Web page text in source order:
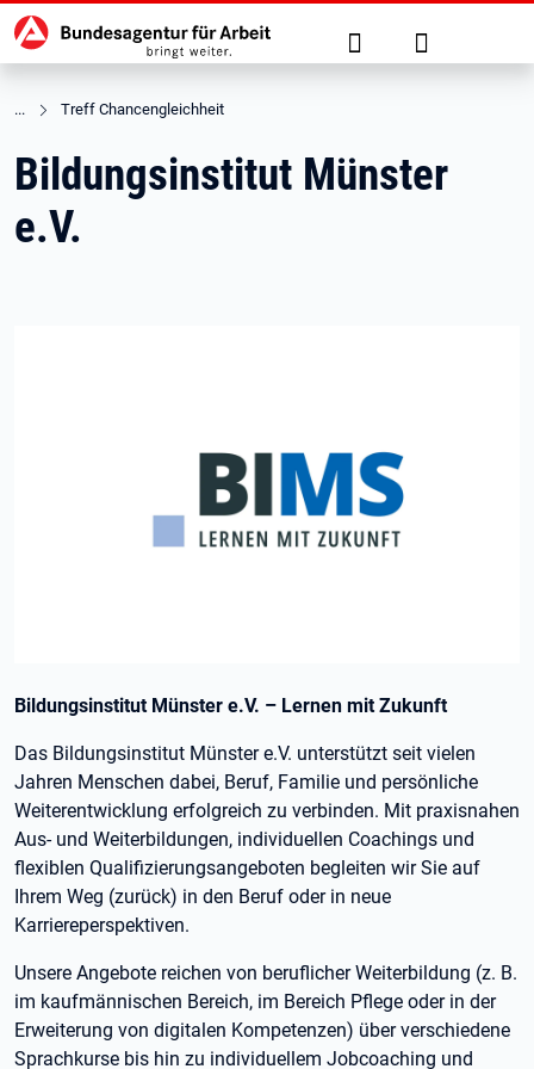
zu den Hauptinhalten springen
Hauptnavigation Suche Anmelden
Treff Chancengleichheit
Bildungsinstitut Münster
e.V.
Bildungsinstitut Münster e.V. – Lernen mit Zukunft
Das Bildungsinstitut Münster e.V. unterstützt seit vielen
Jahren Menschen dabei, Beruf, Familie und persönliche
Weiterentwicklung erfolgreich zu verbinden. Mit praxisnahen
Aus- und Weiterbildungen, individuellen Coachings und
flexiblen Qualifizierungsangeboten begleiten wir Sie auf
Ihrem Weg (zurück) in den Beruf oder in neue
Karriereperspektiven.
Unsere Angebote reichen von beruflicher Weiterbildung (z. B.
im kaufmännischen Bereich, im Bereich Pflege oder in der
Erweiterung von digitalen Kompetenzen) über verschiedene
Sprachkurse bis hin zu individuellem Jobcoaching und